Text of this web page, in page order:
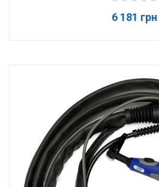
6 181 грн